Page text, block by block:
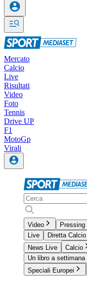
Mercato
Calcio
Live
Risultati
Video
Foto
Tennis
Drive UP
F1
MotoGp
Virali
Video Pressing
Live
Diretta Calcio
News Live
Calcio
Un libro a settimana
Speciali Europei